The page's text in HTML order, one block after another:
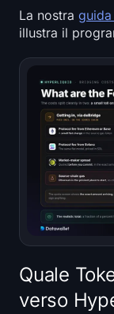
La nostra
illustra il
Quale
verso